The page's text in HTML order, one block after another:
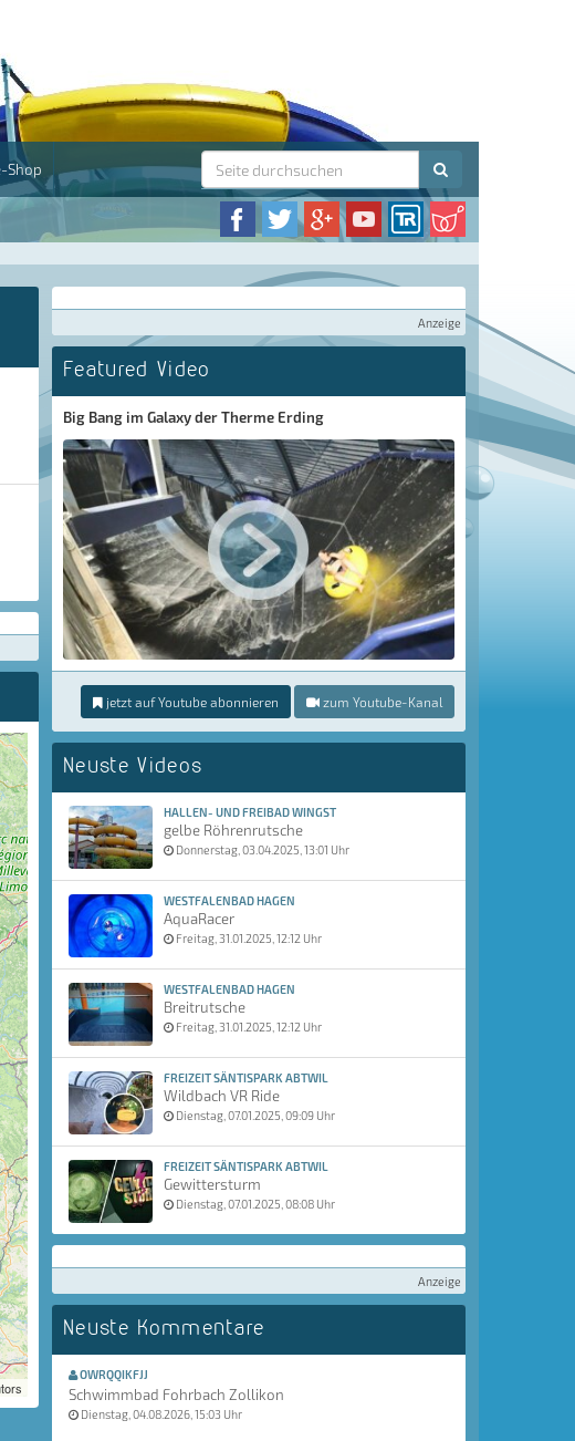
Shop
Anzeige
Featured Video
Big Bang im Galaxy der Therme Erding
jetzt auf Youtube abonnieren zum Youtube-Kanal
Neuste Videos
HALLEN- UND FREIBAD WINGST
gelbe Röhrenrutsche
Donnerstag, 03.04.2025, 13:01 Uhr
WESTFALENBAD HAGEN
AquaRacer
Freitag, 31.01.2025, 12:12 Uhr
WESTFALENBAD HAGEN
Breitrutsche
Freitag, 31.01.2025, 12:12 Uhr
FREIZEIT SÄNTISPARK ABTWIL
Wildbach VR Ride
Dienstag, 07.01.2025, 09:09 Uhr
FREIZEIT SÄNTISPARK ABTWIL
Gewittersturm
Dienstag, 07.01.2025, 08:08 Uhr
Anzeige
Neuste Kommentare
OWRQQIKFJJ
Schwimmbad Fohrbach Zollikon
Dienstag, 04.08.2026, 15:03 Uhr